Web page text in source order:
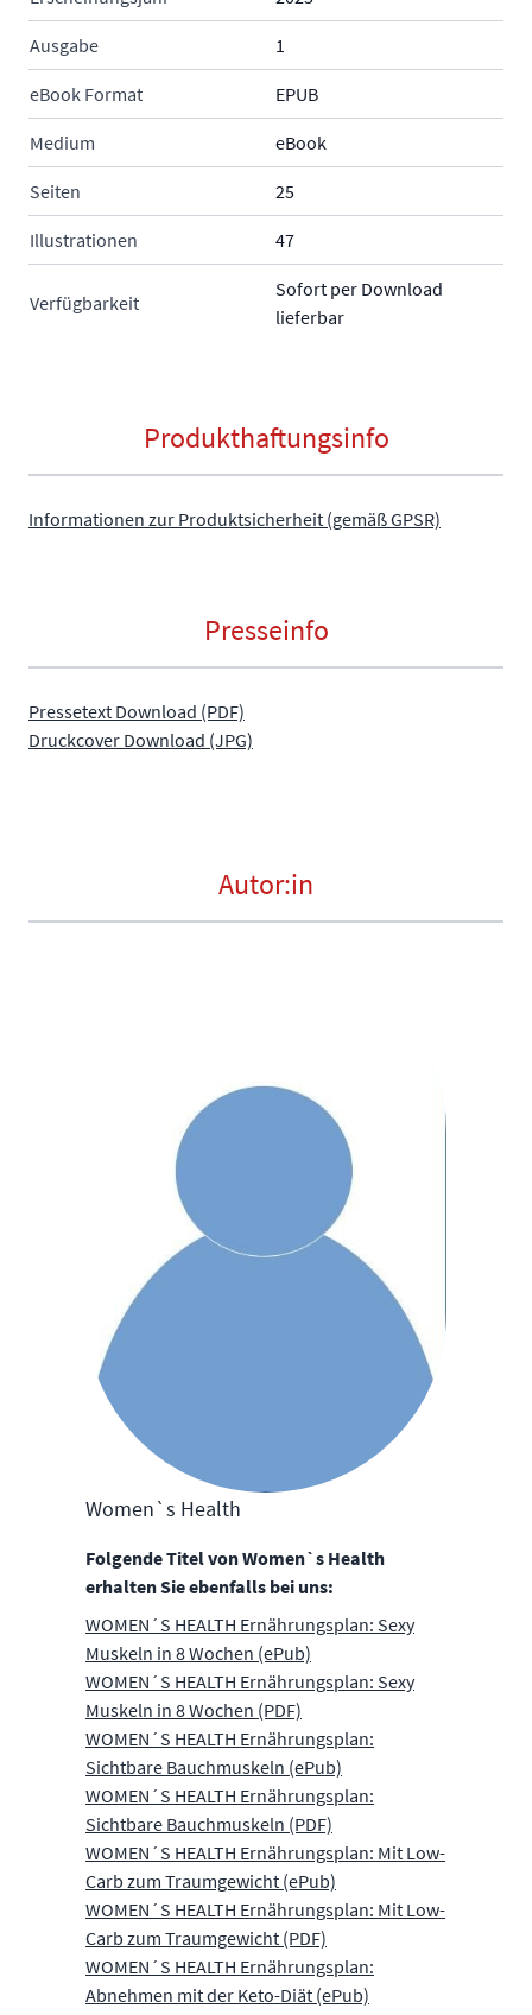
Ausgabe 1
eBook Format EPUB
Medium eBook
Seiten 25
Illustrationen 47
Verfügbarkeit
Sofort per Download
lieferbar
Produkthaftungsinfo
Informationen zur Produktsicherheit (gemäß GPSR)
Presseinfo
Pressetext Download (PDF)
Druckcover Download (JPG)
Autor:in
Women`s Health
Folgende Titel von Women`s Health
erhalten Sie ebenfalls bei uns:
WOMEN´S HEALTH Ernährungsplan: Sexy
Muskeln in 8 Wochen (ePub)
WOMEN´S HEALTH Ernährungsplan: Sexy
Muskeln in 8 Wochen (PDF)
WOMEN´S HEALTH Ernährungsplan:
Sichtbare Bauchmuskeln (ePub)
WOMEN´S HEALTH Ernährungsplan:
Sichtbare Bauchmuskeln (PDF)
WOMEN´S HEALTH Ernährungsplan: Mit Low-
Carb zum Traumgewicht (ePub)
WOMEN´S HEALTH Ernährungsplan: Mit Low-
Carb zum Traumgewicht (PDF)
WOMEN´S HEALTH Ernährungsplan:
Abnehmen mit der Keto-Diät (ePub)